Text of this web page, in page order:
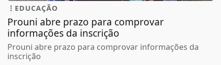
EDUCAÇÃO
Prouni abre prazo para comprovar
informações da inscrição
Prouni abre prazo para comprovar informações da
inscrição